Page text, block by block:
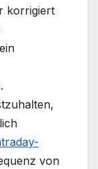
korrigiert
von